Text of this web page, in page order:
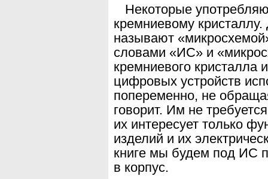
Некоторые
кремниевому крис
называют
словами «ИС» и
кремниевого кристалла
цифровых устройств
попеременно, не
говорит. Им не
их интересует только
изделий и их
книге мы будем под ИС
в корпус.